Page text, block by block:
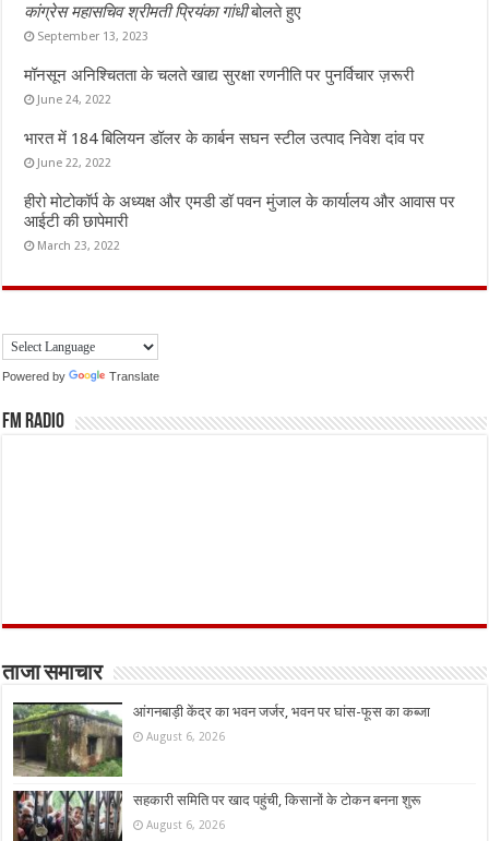
कांग्रेस महासचिव श्रीमती प्रियंका गांधीबोलते हुए
September 13, 2023
मॉनसून अनिश्चितता के चलते खाद्य सुरक्षा रणनीति पर पुनर्विचार ज़रूरी
June 24, 2022
भारत में 184 बिलियन डॉलर के कार्बन सघन स्टील उत्पाद निवेश दांव पर
June 22, 2022
हीरो मोटोकॉर्प के अध्यक्ष और एमडी डॉ पवन मुंजाल के कार्यालय और आवास पर
आईटी की छापेमारी
March 23, 2022
Powered by Translate
FM Radio
ताजा समाचार
आंगनबाड़ी केंद्र का भवन जर्जर, भवन पर घांस-फूस का कब्जा
August 6, 2026
सहकारी समिति पर खाद पहुंची, किसानों के टोकन बनना शुरू
August 6, 2026